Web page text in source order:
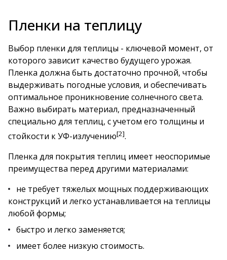
Пленки на теплицу
Выбор пленки для теплицы - ключевой момент, от
которого зависит качество будущего урожая.
Пленка должна быть достаточно прочной, чтобы
выдерживать погодные условия, и обеспечивать
оптимальное проникновение солнечного света.
Важно выбирать материал, предназначенный
специально для теплиц, с учетом его толщины и
стойкости к УФ-излучению[2].
Пленка для покрытия теплиц имеет неоспоримые
преимущества перед другими материалами:
не требует тяжелых мощных поддерживающих
конструкций и легко устанавливается на теплицы
любой формы;
быстро и легко заменяется;
имеет более низкую стоимость.